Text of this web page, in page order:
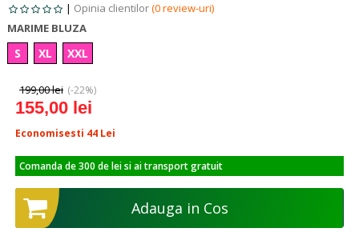
| Opinia clientilor(0 review-uri)
MARIME BLUZA
S XL XXL
199,00 lei (-22%)
155,00 lei
Economisesti 44 Lei
Comanda de 300 de lei si ai transport gratuit
Adauga in Cos